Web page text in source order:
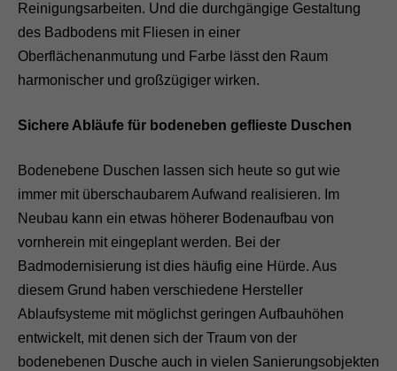
Reinigungsarbeiten. Und die durchgängige Gestaltung
des Badbodens mit Fliesen in einer
Oberflächenanmutung und Farbe lässt den Raum
harmonischer und großzügiger wirken.
Sichere Abläufe für bodeneben geflieste Duschen
Bodenebene Duschen lassen sich heute so gut wie
immer mit überschaubarem Aufwand realisieren. Im
Neubau kann ein etwas höherer Bodenaufbau von
vornherein mit eingeplant werden. Bei der
Badmodernisierung ist dies häufig eine Hürde. Aus
diesem Grund haben verschiedene Hersteller
Ablaufsysteme mit möglichst geringen Aufbauhöhen
entwickelt, mit denen sich der Traum von der
bodenebenen Dusche auch in vielen Sanierungsobjekten